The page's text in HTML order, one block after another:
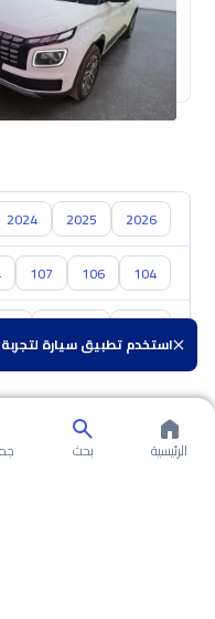
استخدم تطبيق سيارة
2026
2025
2024
104
106
107
الرئيسية بحث